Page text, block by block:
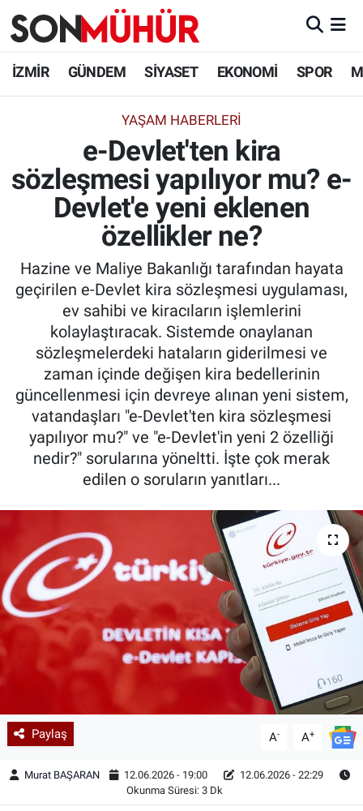
İZMİR GÜNDEM SİYASET EKONOMİ SPOR
YAŞAM HABERLERI
e-Devlet'ten kira
sözleşmesi yapılıyor mu? e-
Devlet'e yeni eklenen
özellikler ne?
Hazine ve Maliye Bakanlığı tarafından hayata
geçirilen e-Devlet kira sözleşmesi uygulaması,
ev sahibi ve kiracıların işlemlerini
kolaylaştıracak. Sistemde onaylanan
sözleşmelerdeki hataların giderilmesi ve
zaman içinde değişen kira bedellerinin
güncellenmesi için devreye alınan yeni sistem,
vatandaşları "e-Devlet'ten kira sözleşmesi
yapılıyor mu?" ve "e-Devlet'in yeni 2 özelliği
nedir?" sorularına yöneltti. İşte çok merak
edilen o soruların yanıtları...
Paylaş A- A+
Murat BAŞARAN 12.06.2026 - 19:00
12.06.2026 - 22:29
Okunma Süresi: 3 Dk
İzmir Nöbetçi Eczaneler
İzmir Namaz Vakitleri
İzmir Trafik Yoğunluk Haritası
Süper Lig Puan Durumu ve Fikstür
Tüm Manşetler
Son Dakika Haberleri
Haber Arşivi